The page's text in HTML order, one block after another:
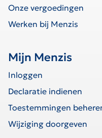
Onze vergoedingen
Werken bij Menzis
Mijn Menzis
Inloggen
Declaratie indienen
Toestemmingen
Wijziging doorgeven